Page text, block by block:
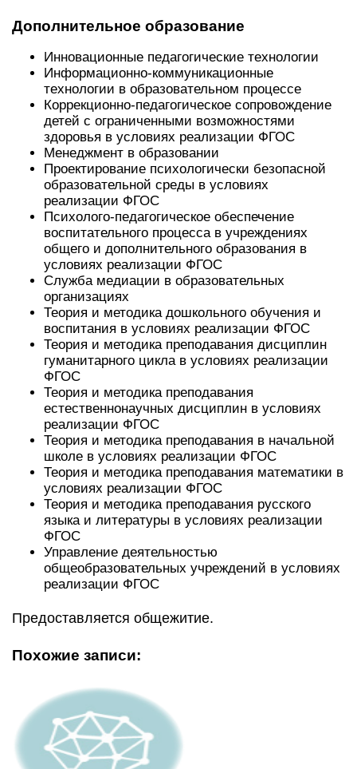
Дополнительное образование
Инновационные педагогические технологии
Информационно-коммуникационные
технологии в образовательном процессе
Коррекционно-педагогическое сопровождение
детей с ограниченными возможностями
здоровья в условиях реализации ФГОС
Менеджмент в образовании
Проектирование психологически безопасной
образовательной среды в условиях
реализации ФГОС
Психолого-педагогическое обеспечение
воспитательного процесса в учреждениях
общего и дополнительного образования в
условиях реализации ФГОС
Служба медиации в образовательных
организациях
Теория и методика дошкольного обучения и
воспитания в условиях реализации ФГОС
Теория и методика преподавания дисциплин
гуманитарного цикла в условиях реализации
ФГОС
Теория и методика преподавания
естественнонаучных дисциплин в условиях
реализации ФГОС
Теория и методика преподавания в начальной
школе в условиях реализации ФГОС
Теория и методика преподавания математики в
условиях реализации ФГОС
Теория и методика преподавания русского
языка и литературы в условиях реализации
ФГОС
Управление деятельностью
общеобразовательных учреждений в условиях
реализации ФГОС
Предоставляется общежитие.
Похожие записи: